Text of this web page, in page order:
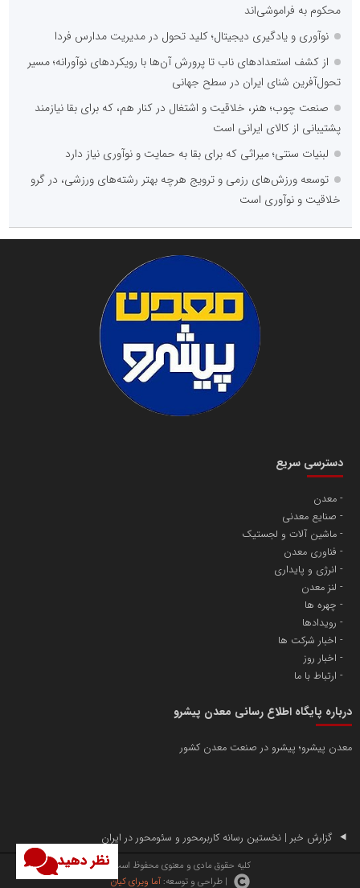
نظر دهید
محکوم به فراموشی‌اند
نوآوری و یادگیری دیجیتال؛ کلید تحول در مدیریت مدارس فردا
از کشف استعدادهای ناب تا پرورش آن‌ها با رویکردهای نوآورانه؛ مسیر
تحول‌آفرین شنای ایران در سطح جهانی
صنعت چوب؛ هنر، خلاقیت و اشتغال در کنار هم، که برای بقا نیازمند
پشتیبانی از کالای ایرانی است
لبنیات سنتی؛ میراثی که برای بقا به حمایت و نوآوری نیاز دارد
توسعه ورزش‌های رزمی و ترویج هرچه بهتر رشته‌های ورزشی، در گرو
خلاقیت و نوآوری است
دسترسی سریع
معدن
صنایع معدنی
ماشین آلات و لجستیک
فناوری معدن
انرژی و پایداری
لنز معدن
چهره ها
رویدادها
اخبار شرکت ها
اخبار روز
ارتباط با ما
درباره پایگاه اطلاع رسانی معدن پیشرو
معدن پیشرو؛ پیشرو در صنعت معدن کشور
گزارش خبر | نخستین رسانه کاربرمحور و سئومحور در ایران
کلیه حقوق مادی و معنوی محفوظ است.
| طراحی و توسعه: آما ویرای کیان